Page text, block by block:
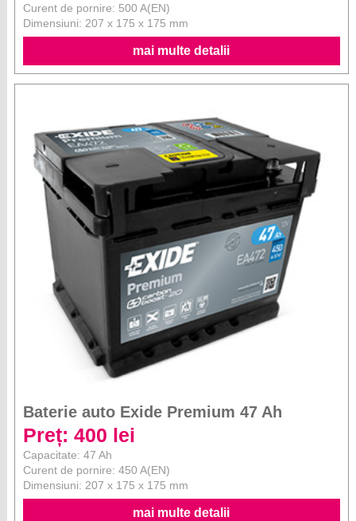
Curent de pornire: 500 A(EN)
Dimensiuni: 207 x 175 x 175 mm
mai multe detalii
Baterie auto Exide Premium 47 Ah
Preț: 400 lei
Capacitate: 47 Ah
Curent de pornire: 450 A(EN)
Dimensiuni: 207 x 175 x 175 mm
mai multe detalii